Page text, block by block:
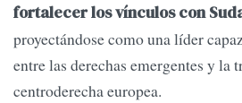
fortalecer los vínculos con
proyectándose como una líder
entre las derechas emergentes y la
centroderecha europea.